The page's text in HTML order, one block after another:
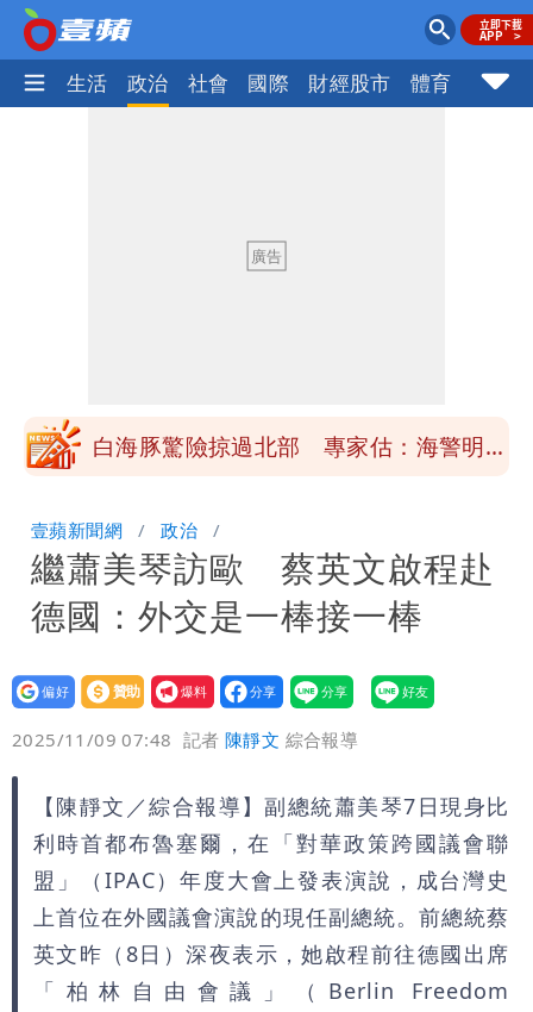
尚 生活 政治 社會 國際 財經股市 體育 壹蘋
「終於能交代」 捐500萬獎學金延續愛
白海豚颱風逼近！鄭明典示警「恐遇黑潮
砸重金再買一整桌卡盒
白海豚驚險掠過北部 專家估：海警明發
「終於能交代」 捐500萬獎學金延續愛
白海豚颱風逼近！鄭明典示警「恐遇黑潮
變強」 路徑分歧藏警訊：不利強度維持
壹蘋新聞網 政治
繼蕭美琴訪歐 蔡英文啟程赴
德國：外交是一棒接一棒
設為
贊助
我要
爆料
2025/11/09 07:48 記者陳靜文 綜合報導
【陳靜文／綜合報導】副總統蕭美琴7日現身比
利時首都布魯塞爾，在「對華政策跨國議會聯
盟」（IPAC）年度大會上發表演說，成台灣史
上首位在外國議會演說的現任副總統。前總統蔡
英文昨（8日）深夜表示，她啟程前往德國出席
「柏林自由會議」（Berlin Freedom